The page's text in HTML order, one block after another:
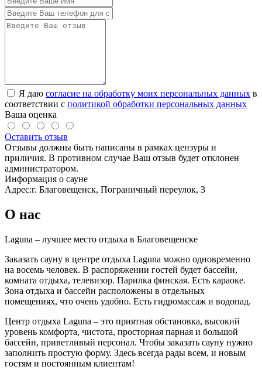
Я даю согласие на обработку моих персональных данных в
соответствии с политикой обработки персональных данных
Ваша оценка
Оставить отзыв
Отзывы должны быть написаны в рамках цензуры и
приличия. В противном случае Ваш отзыв будет отклонен
администратором.
Информация о сауне
Адрес:г. Благовещенск, Пограничный переулок, 3
О нас
Laguna – лучшее место отдыха в Благовещенске
Заказать сауну в центре отдыха Laguna можно одновременно
на восемь человек. В распоряжении гостей будет бассейн,
комната отдыха, телевизор. Парилка финская. Есть караоке.
Зона отдыха и бассейн расположены в отдельных
помещениях, что очень удобно. Есть гидромассаж и водопад.
Центр отдыха Laguna – это приятная обстановка, высокий
уровень комфорта, чистота, просторная парная и большой
бассейн, приветливый персонал. Чтобы заказать сауну нужно
заполнить простую форму. Здесь всегда рады всем, и новым
гостям и постоянным клиентам!